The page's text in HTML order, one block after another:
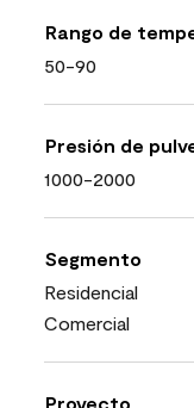
Rango de
50-90
Presión de
1000-2000
Segmento
Residencial
Comercial
Proyecto